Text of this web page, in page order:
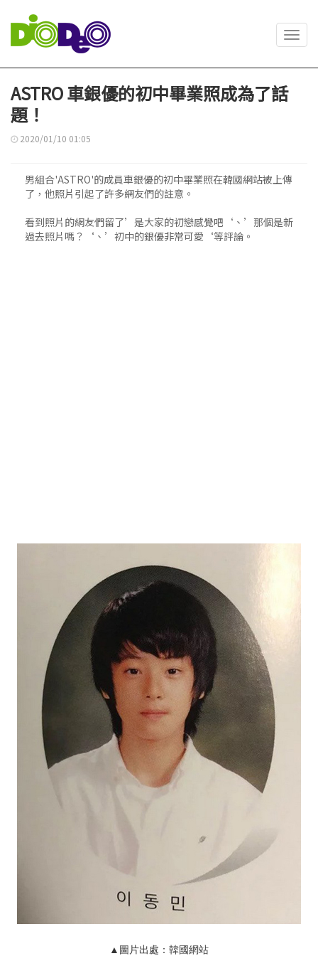
ASTRO 車銀優的初中畢業照成為了話
題！
2020/01/10 01:05
男組合'ASTRO'的成員車銀優的初中畢業照在韓國網站被上傳
了，他照片引起了許多網友們的註意。
看到照片的網友們留了’是大家的初戀感覺吧‘、’那個是新
過去照片嗎？‘、’初中的銀優非常可愛‘等評論。
▲圖片出處：韓國網站